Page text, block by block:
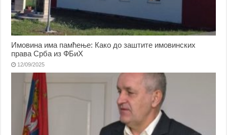
Имовина има памћење: Како до заштите имовинских
права Срба из ФБиХ
12/09/2025